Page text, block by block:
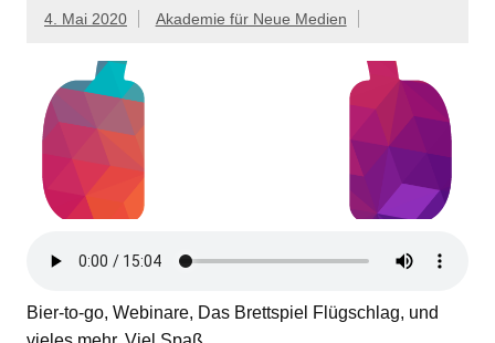
4. Mai 2020 Akademie für Neue Medien
Bier-to-go, Webinare, Das Brettspiel Flügschlag, und